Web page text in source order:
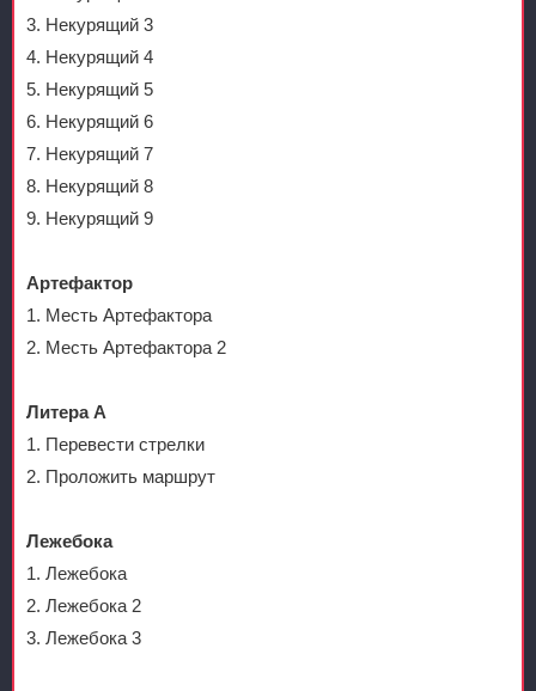
3. Некурящий 3
4. Некурящий 4
5. Некурящий 5
6. Некурящий 6
7. Некурящий 7
8. Некурящий 8
9. Некурящий 9
Артефактор
1. Месть Артефактора
2. Месть Артефактора 2
Литера А
1. Перевести стрелки
2. Проложить маршрут
Лежебока
1. Лежебока
2. Лежебока 2
3. Лежебока 3